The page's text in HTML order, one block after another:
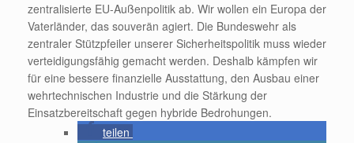
zentralisierte EU-Außenpolitik ab. Wir wollen ein Europa der
Vaterländer, das souverän agiert. Die Bundeswehr als
zentraler Stützpfeiler unserer Sicherheitspolitik muss wieder
verteidigungsfähig gemacht werden. Deshalb kämpfen wir
für eine bessere finanzielle Ausstattung, den Ausbau einer
wehrtechnischen Industrie und die Stärkung der
Einsatzbereitschaft gegen hybride Bedrohungen.
teilen